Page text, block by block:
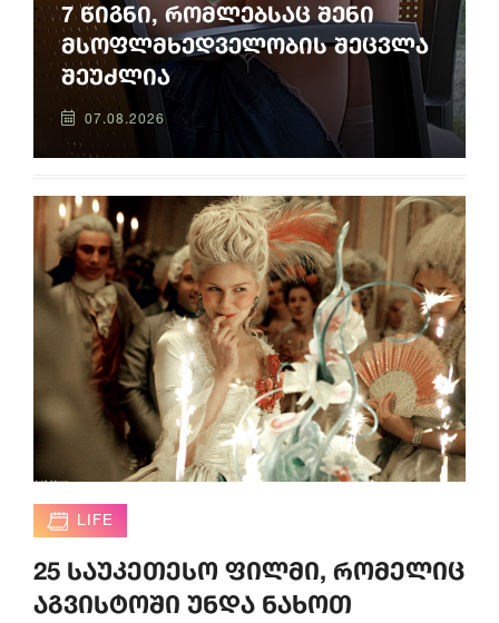
7 წიგნი, რომლებსაც შენი
მსოფლმხედველობის შეცვლა
შეუძლია
07.08.2026
LIFE
25 საუკეთესო ფილმი, რომელიც
აგვისტოში უნდა ნახოთ